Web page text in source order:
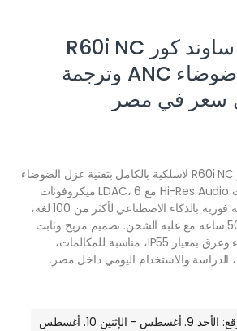
سماعات انكر ساوند كور R60i NC
لاسلكية بعزل ضوضاء ANC وترجمة
سعر في مصر
لاسلكية بالكامل بتقنية عزل الضوضاء
التكيفي ANC، جودة صوت Hi-Res Audio مع LDAC، 6 ميكروفونات
لتحسين المكالمات، ترجمة فورية بالذكاء الاصطناعي لأكثر من 100 لغة،
وبطارية قوية تدوم حتى 50 ساعة مع علبة الشحن. تصميم مريح وثابت
داخل الأذن مع مقاومة ماء وعرق بمعيار IP55، مناسبة للمكالمات،
الدراسة والاستخدام اليومي داخل مصر.
10. أغسطس